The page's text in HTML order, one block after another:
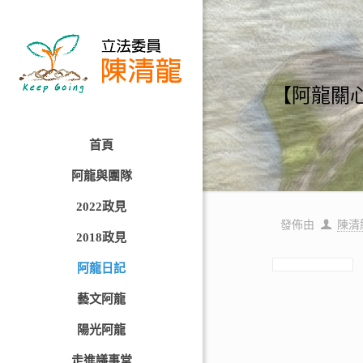
首頁
阿龍與團隊
2022政見
2018政見
阿龍日記
藝文阿龍
陽光阿龍
【阿龍關
發佈由 陳